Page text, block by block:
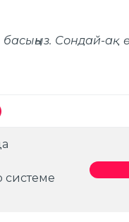
Сондай-ақ